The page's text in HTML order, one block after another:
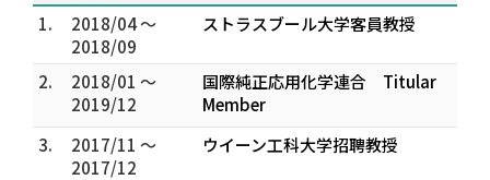
1.
2018/04 ～
2018/09
ストラスブール大学客員教授
2.
2018/01 ～
2019/12
国際純正応用化学連合 Titular
Member
3.
2017/11 ～
2017/12
ウイーン工科大学招聘教授